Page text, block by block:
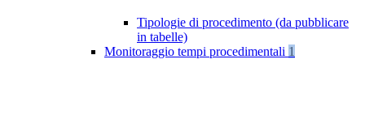
Tipologie di procedimento (da pubblicare
in tabelle)
Monitoraggio tempi procedimentali 1